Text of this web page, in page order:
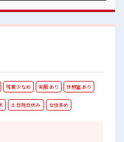
残業少なめ 制服あり 休憩室あり
土日祝日休み 女性多め